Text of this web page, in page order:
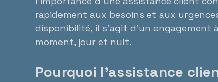
rapidement aux besoins et aux
disponibilité, il s’agit d’un
moment, jour et nuit.
Pourquoi l’assistance